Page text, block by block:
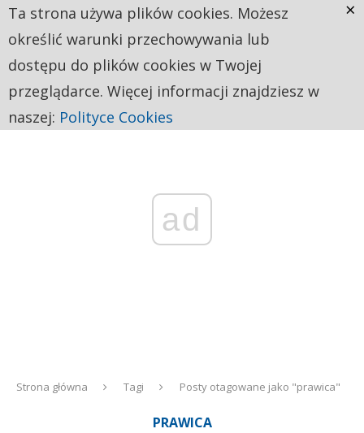
ad
Strona główna Tagi Posty otagowane jako "prawica"
PRAWICA
Ta strona używa plików cookies. Możesz
określić warunki przechowywania lub
dostępu do plików cookies w Twojej
przeglądarce. Więcej informacji znajdziesz w
naszej: Polityce Cookies
×